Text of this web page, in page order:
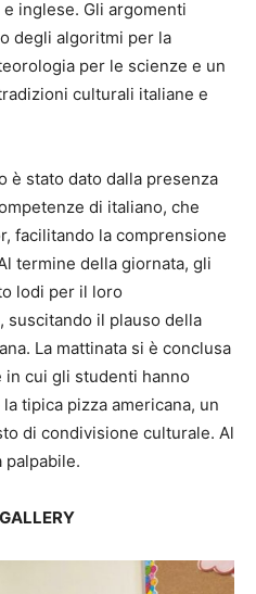
inglese. Gli argomenti
degli algoritmi per la
per le scienze e un
culturali italiane e
è stato dato dalla presenza
di italiano, che
facilitando la comprensione
termine della giornata, gli
lodi per il loro
suscitando il plauso della
La mattinata si è conclusa
cui gli studenti hanno
tipica pizza americana, un
di condivisione culturale. Al
palpabile.